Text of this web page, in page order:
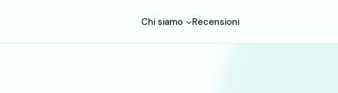
Chi siamo Recensioni